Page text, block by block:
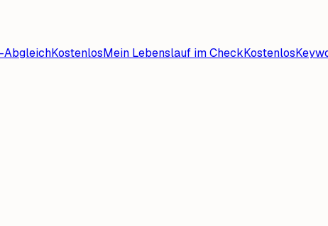
AbgleichKostenlosMein Lebenslauf im CheckKostenlos